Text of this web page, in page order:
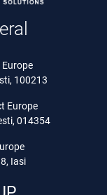
100213
Europe
014354
Iasi